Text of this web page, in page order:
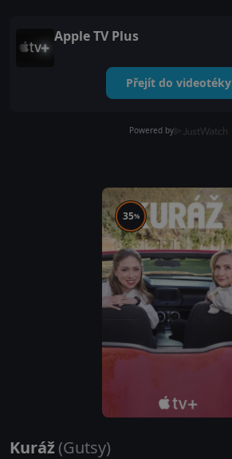
Apple TV Plus
Přejít do videotéky
Powered by
35%
Kuráž (Gutsy)